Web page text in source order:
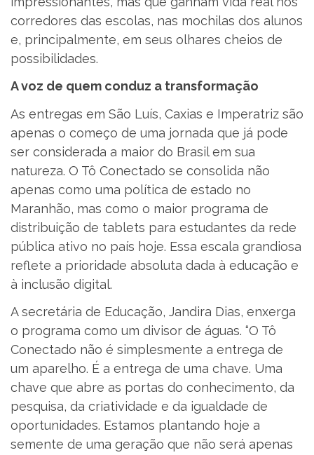
corredores das escolas, nas mochilas dos alunos
e, principalmente, em seus olhares cheios de
possibilidades.
A voz de quem conduz a transformação
As entregas em São Luís, Caxias e Imperatriz são
apenas o começo de uma jornada que já pode
ser considerada a maior do Brasil em sua
natureza. O Tô Conectado se consolida não
apenas como uma política de estado no
Maranhão, mas como o maior programa de
distribuição de tablets para estudantes da rede
pública ativo no país hoje. Essa escala grandiosa
reflete a prioridade absoluta dada à educação e
à inclusão digital.
A secretária de Educação, Jandira Dias, enxerga
o programa como um divisor de águas. “O Tô
Conectado não é simplesmente a entrega de
um aparelho. É a entrega de uma chave. Uma
chave que abre as portas do conhecimento, da
pesquisa, da criatividade e da igualdade de
oportunidades. Estamos plantando hoje a
semente de uma geração que não será apenas